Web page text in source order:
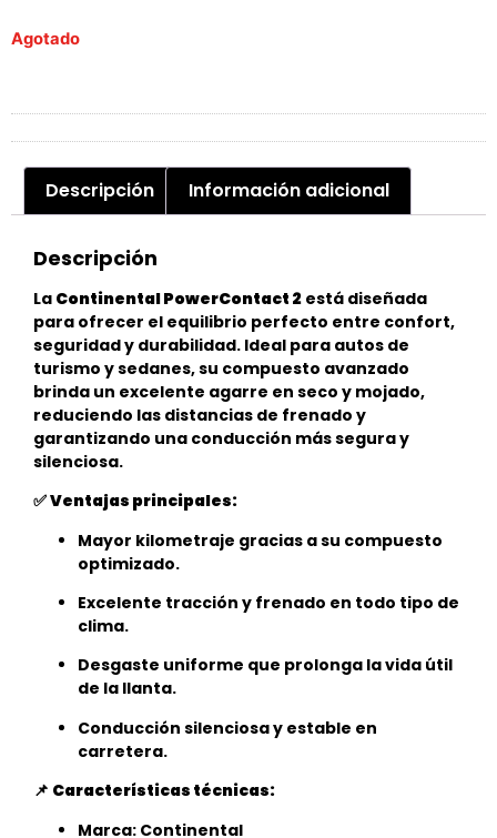
Agotado
Descripción Información adicional
Descripción
La Continental PowerContact 2 está diseñada
para ofrecer el equilibrio perfecto entre confort,
seguridad y durabilidad. Ideal para autos de
turismo y sedanes, su compuesto avanzado
brinda un excelente agarre en seco y mojado,
reduciendo las distancias de frenado y
garantizando una conducción más segura y
silenciosa.
✅Ventajas principales:
Mayor kilometraje gracias a su compuesto
optimizado.
Excelente tracción y frenado en todo tipo de
clima.
Desgaste uniforme que prolonga la vida útil
de la llanta.
Conducción silenciosa y estable en
carretera.
📌 Características técnicas:
Marca: Continental